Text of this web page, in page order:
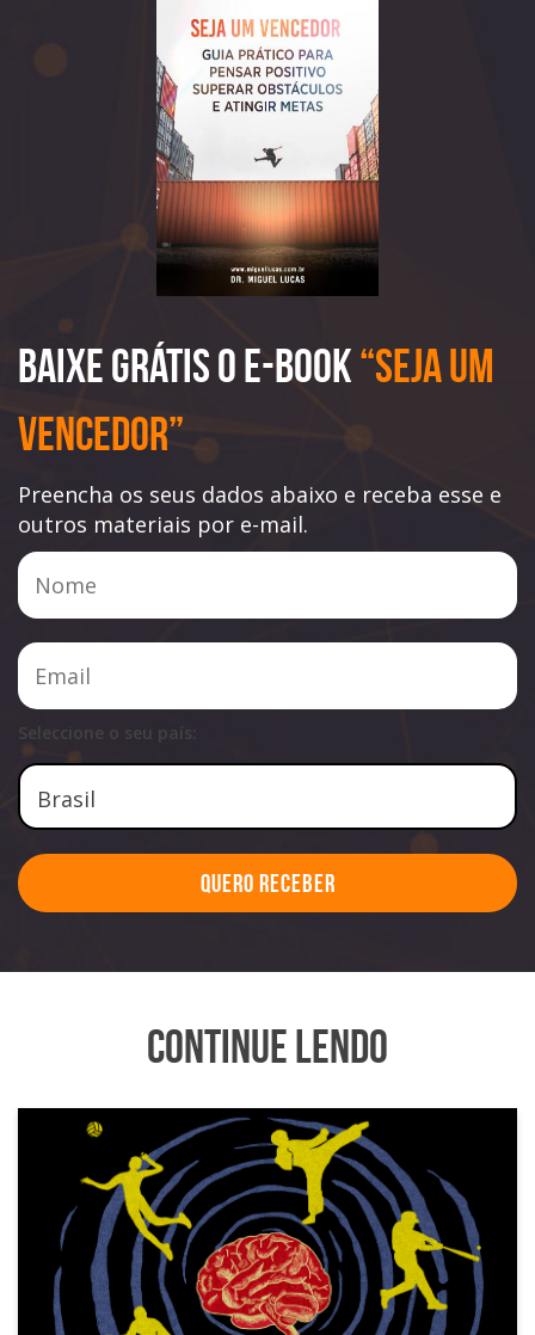
Baixe Grátis o e-book“Seja Um
Vencedor”
Preencha os seus dados abaixo e receba esse e
outros materiais por e-mail.
Seleccione o seu país:
Quero Receber
Continue Lendo